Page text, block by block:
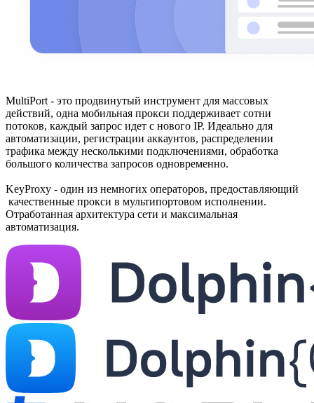
MultiPort - это продвинутый инструмент для массовых
действий, одна мобильная прокси поддерживает сотни
потоков, каждый запрос идет с нового IP. Идеально для
автоматизации, регистрации аккаунтов, распределении
трафика между несколькими подключениями, обработка
большого количества запросов одновременно.
KeyProxy - один из немногих операторов, предоставляющий
качественные прокси в мультипортовом исполнении.
Отработанная архитектура сети и максимальная
автоматизация.